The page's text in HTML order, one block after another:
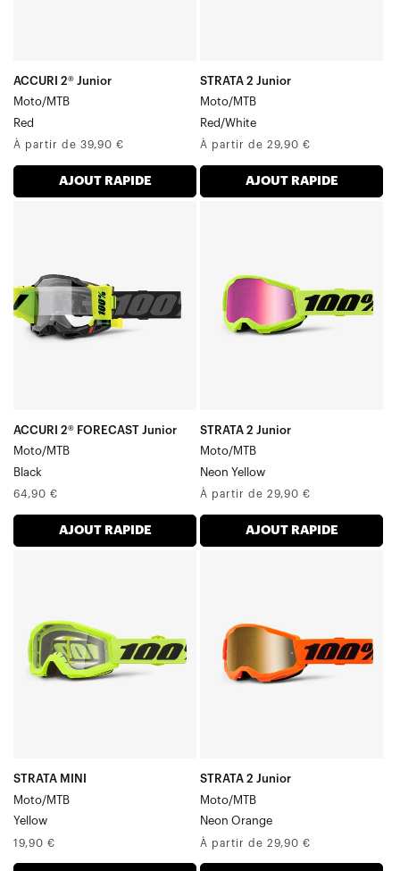
ACCURI 2® Junior
Moto/MTB
Red
Prix
À partir de 39,90 €
AJOUT RAPIDE
STRATA 2 Junior
Moto/MTB
Red/White
Prix
À partir de 29,90 €
AJOUT RAPIDE
Noir
ACCURI 2® FORECAST Junior
Moto/MTB
Black
Prix
64,90 €
AJOUT RAPIDE
Jaune
fluo
STRATA 2 Junior
Moto/MTB
Neon Yellow
Prix
À partir de 29,90 €
AJOUT RAPIDE
STRATA MINI
Moto/MTB
Yellow
Prix
19,90 €
Orange
fluo
STRATA 2 Junior
Moto/MTB
Neon Orange
Prix
À partir de 29,90 €